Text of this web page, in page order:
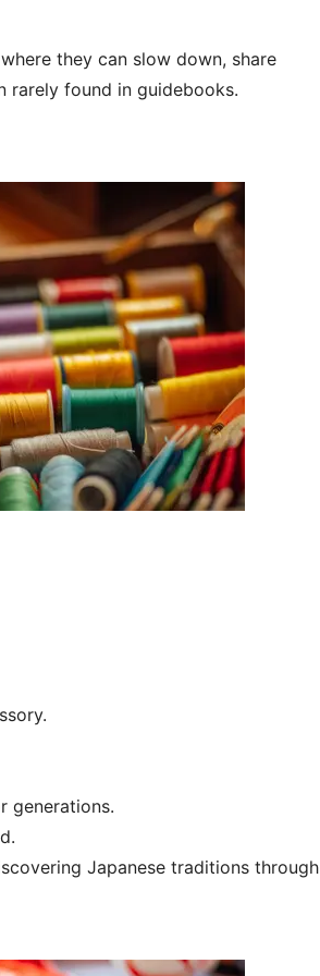
they can slow down, share
rarely found in guidebooks.
generations.
Japanese traditions through